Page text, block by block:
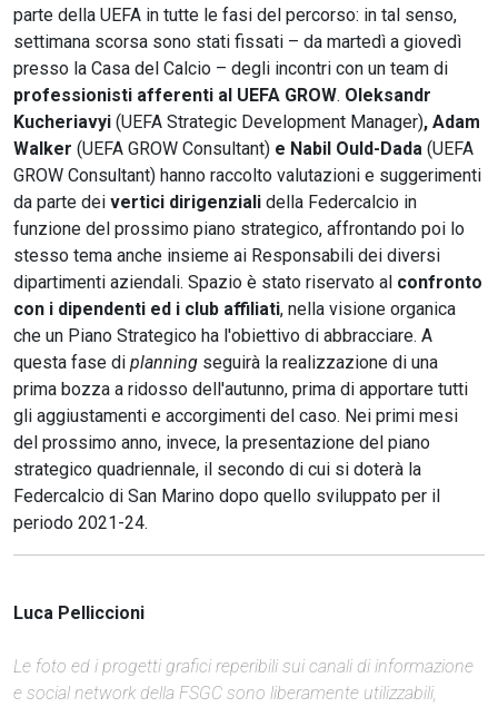
parte della UEFA in tutte le fasi del percorso: in tal senso,
settimana scorsa sono stati fissati – da martedì a giovedì
presso la Casa del Calcio – degli incontri con un team di
professionisti afferenti al UEFA GROW. Oleksandr
Kucheriavyi (UEFA Strategic Development Manager), Adam
Walker (UEFA GROW Consultant) e Nabil Ould-Dada (UEFA
GROW Consultant) hanno raccolto valutazioni e suggerimenti
da parte dei vertici dirigenziali della Federcalcio in
funzione del prossimo piano strategico, affrontando poi lo
stesso tema anche insieme ai Responsabili dei diversi
dipartimenti aziendali. Spazio è stato riservato al confronto
con i dipendenti ed i club affiliati, nella visione organica
che un Piano Strategico ha l'obiettivo di abbracciare. A
questa fase di planning seguirà la realizzazione di una
prima bozza a ridosso dell'autunno, prima di apportare tutti
gli aggiustamenti e accorgimenti del caso. Nei primi mesi
del prossimo anno, invece, la presentazione del piano
strategico quadriennale, il secondo di cui si doterà la
Federcalcio di San Marino dopo quello sviluppato per il
periodo 2021-24.
Luca Pelliccioni
Le foto ed i progetti grafici reperibili sui canali di informazione
e social network della FSGC sono liberamente utilizzabili,